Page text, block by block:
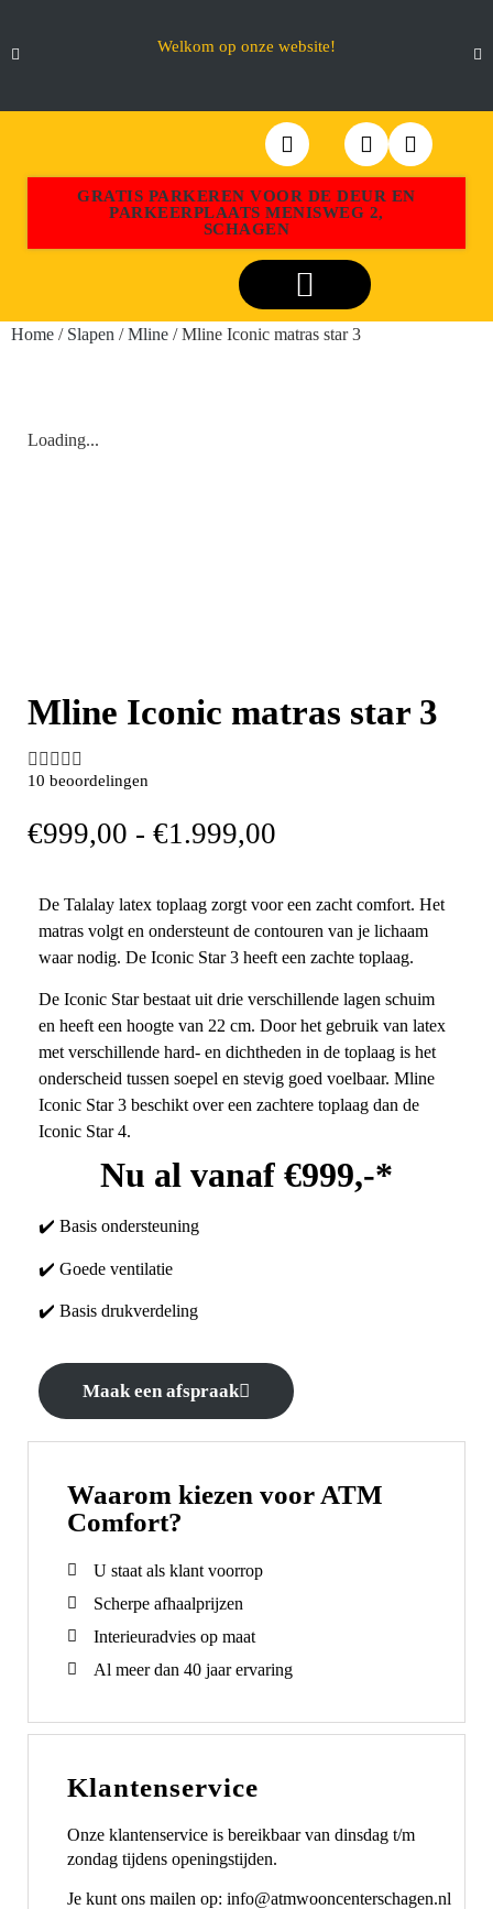
Welkom op onze website!
GRATIS PARKEREN VOOR DE DEUR EN
PARKEERPLAATS MENISWEG 2,
SCHAGEN
Home / Slapen /Mline / Mline Iconic matras star 3
Loading...
Mline Iconic matras star 3
    
10 beoordelingen
€999,00 - €1.999,00
De Talalay latex toplaag zorgt voor een zacht comfort. Het
matras volgt en ondersteunt de contouren van je lichaam
waar nodig. De Iconic Star 3 heeft een zachte toplaag.
De Iconic Star bestaat uit drie verschillende lagen schuim
en heeft een hoogte van 22 cm. Door het gebruik van latex
met verschillende hard- en dichtheden in de toplaag is het
onderscheid tussen soepel en stevig goed voelbaar. Mline
Iconic Star 3 beschikt over een zachtere toplaag dan de
Iconic Star 4.
Nu al vanaf €999,-*
✔️ Basis ondersteuning
✔️ Goede ventilatie
✔️ Basis drukverdeling
Maak een afspraak
Waarom kiezen voor ATM
Comfort?
U staat als klant voorrop
Scherpe afhaalprijzen
Interieuradvies op maat
Al meer dan 40 jaar ervaring
Klantenservice
Onze klantenservice is bereikbaar van dinsdag t/m
zondag tijdens openingstijden.
Je kunt ons mailen op: info@atmwooncenterschagen.nl